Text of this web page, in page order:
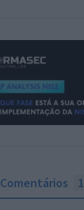
Comentários